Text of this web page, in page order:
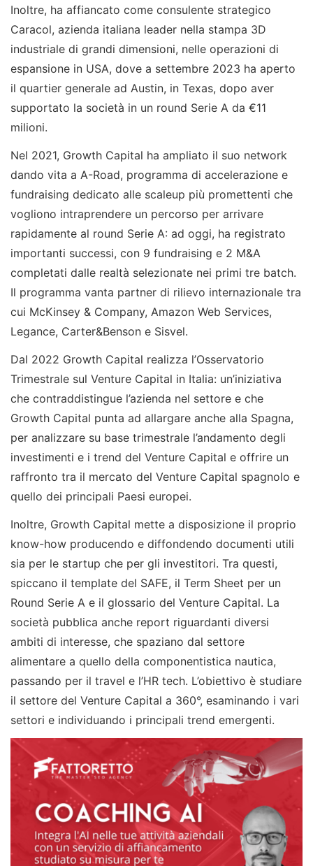
Inoltre, ha affiancato come consulente strategico
Caracol, azienda italiana leader nella stampa 3D
industriale di grandi dimensioni, nelle operazioni di
espansione in USA, dove a settembre 2023 ha aperto
il quartier generale ad Austin, in Texas, dopo aver
supportato la società in un round Serie A da €11
milioni.
Nel 2021, Growth Capital ha ampliato il suo network
dando vita a A-Road, programma di accelerazione e
fundraising dedicato alle scaleup più promettenti che
vogliono intraprendere un percorso per arrivare
rapidamente al round Serie A: ad oggi, ha registrato
importanti successi, con 9 fundraising e 2 M&A
completati dalle realtà selezionate nei primi tre batch.
Il programma vanta partner di rilievo internazionale tra
cui McKinsey & Company, Amazon Web Services,
Legance, Carter&Benson e Sisvel.
Dal 2022 Growth Capital realizza l’Osservatorio
Trimestrale sul Venture Capital in Italia: un’iniziativa
che contraddistingue l’azienda nel settore e che
Growth Capital punta ad allargare anche alla Spagna,
per analizzare su base trimestrale l’andamento degli
investimenti e i trend del Venture Capital e offrire un
raffronto tra il mercato del Venture Capital spagnolo e
quello dei principali Paesi europei.
Inoltre, Growth Capital mette a disposizione il proprio
know-how producendo e diffondendo documenti utili
sia per le startup che per gli investitori. Tra questi,
spiccano il template del SAFE, il Term Sheet per un
Round Serie A e il glossario del Venture Capital. La
società pubblica anche report riguardanti diversi
ambiti di interesse, che spaziano dal settore
alimentare a quello della componentistica nautica,
passando per il travel e l’HR tech. L’obiettivo è studiare
il settore del Venture Capital a 360°, esaminando i vari
settori e individuando i principali trend emergenti.